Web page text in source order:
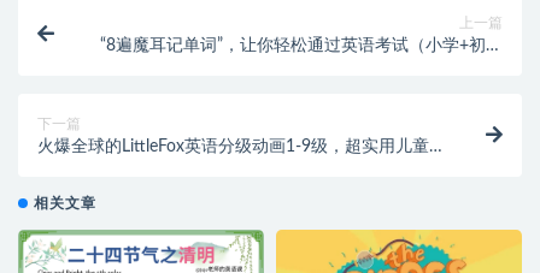
上一篇
“8遍魔耳记单词”，让你轻松通过英语考试（小学+初中
下一篇
火爆全球的LittleFox英语分级动画1-9级，超实用儿童英
相关文章